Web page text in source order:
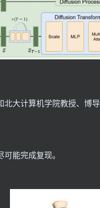
北大计算机学院教授、博导
可能完成复现。